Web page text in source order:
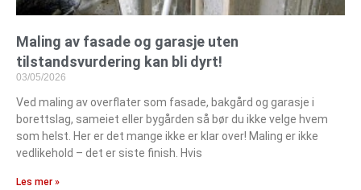
Maling av fasade og garasje uten
tilstandsvurdering kan bli dyrt!
03/05/2026
Ved maling av overflater som fasade, bakgård og garasje i
borettslag, sameiet eller bygården så bør du ikke velge hvem
som helst. Her er det mange ikke er klar over! Maling er ikke
vedlikehold – det er siste finish. Hvis
Les mer »